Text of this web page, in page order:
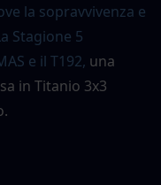
la sopravvivenza e
Stagione 5
e il T192, una
in Titanio 3x3